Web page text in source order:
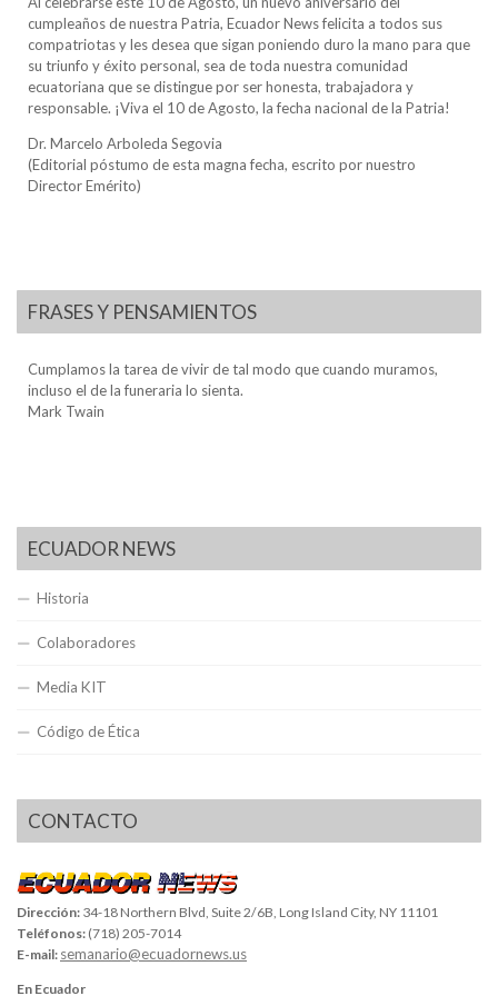
cumpleaños de nuestra Patria, Ecuador News felicita a todos sus
compatriotas y les desea que sigan poniendo duro la mano para que
su triunfo y éxito personal, sea de toda nuestra comunidad
ecuatoriana que se distingue por ser honesta, trabajadora y
responsable. ¡Viva el 10 de Agosto, la fecha nacional de la Patria!
Dr. Marcelo Arboleda Segovia
(Editorial póstumo de esta magna fecha, escrito por nuestro
Director Emérito)
FRASES Y PENSAMIENTOS
Cumplamos la tarea de vivir de tal modo que cuando muramos,
incluso el de la funeraria lo sienta.
Mark Twain
ECUADOR NEWS
Historia
Colaboradores
Media KIT
Código de Ética
CONTACTO
Dirección: 34-18 Northern Blvd, Suite 2/6B, Long Island City, NY 11101
Teléfonos: (718) 205-7014
E-mail: semanario@ecuadornews.us
En Ecuador